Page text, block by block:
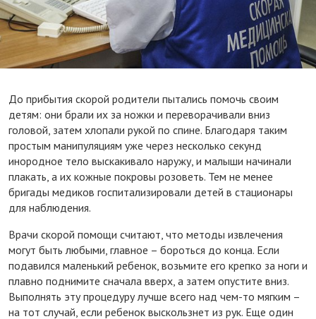
До прибытия скорой родители пытались помочь своим
детям: они брали их за ножки и переворачивали вниз
головой, затем хлопали рукой по спине. Благодаря таким
простым манипуляциям уже через несколько секунд
инородное тело выскакивало наружу, и малыши начинали
плакать, а их кожные покровы розоветь. Тем не менее
бригады медиков госпитализировали детей в стационары
для наблюдения.
Врачи скорой помощи считают, что методы извлечения
могут быть любыми, главное – бороться до конца. Если
подавился маленький ребенок, возьмите его крепко за ноги и
плавно поднимите сначала вверх, а затем опустите вниз.
Выполнять эту процедуру лучше всего над чем-то мягким –
на тот случай, если ребенок выскользнет из рук. Еще один